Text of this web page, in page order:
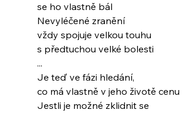
se ho vlastně bál
Nevyléčené zranění
vždy spojuje velkou touhu
s předtuchou velké bolesti
...
Je teď ve fázi hledání,
co má vlastně v jeho životě cenu
Jestli je možné zklidnit se